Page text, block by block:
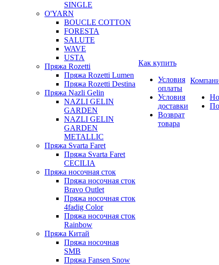
SINGLE
O'YARN
BOUCLE COTTON
FORESTA
SALUTE
WAVE
USTA
Пряжа Rozetti
Пряжа Rozetti Lumen
Пряжа Rozetti Destina
Пряжа Nazli Gelin
NAZLI GELIN
GARDEN
NAZLI GELIN
GARDEN
METALLIC
Пряжа Svarta Faret
Пряжа Svarta Faret
CECILIA
Пряжа носочная сток
Пряжа носочная сток
Bravo Outlet
Пряжа носочная сток
4fadig Color
Пряжа носочная сток
Rainbow
Пряжа Китай
Пряжа носочная
SMB
Пряжа Fansen Snow
Как купить
Условия
оплаты
Условия
доставки
Возврат
товара